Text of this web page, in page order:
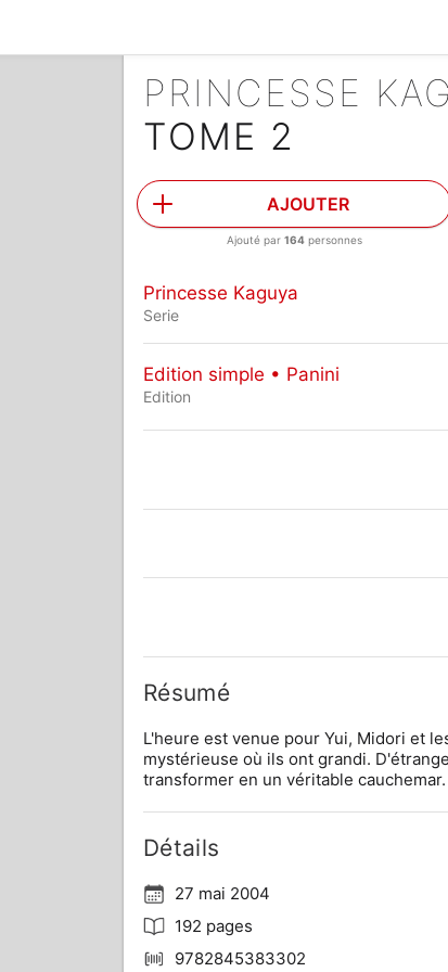
PRINCESSE
TOME 2
AJOUTER
Ajouté par 164personnes
Princesse Kaguya
Serie
Edition simple • Panini
Edition
Résumé
L'heure est venue pour Yui, Midori et
mystérieuse où ils ont grandi.
transformer en un véritable
Détails
27 mai 2004
192 pages
9782845383302